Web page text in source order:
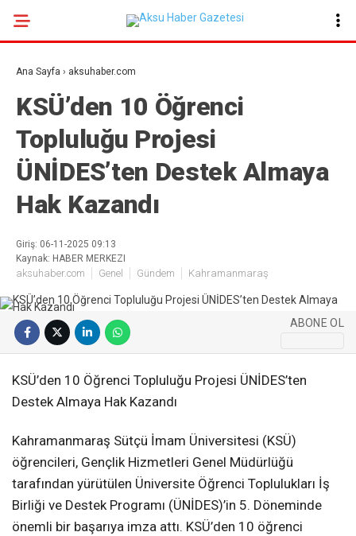
WhatsApp İhbar
Hattı
KAHRAMANMARAŞ
GÜNDEM
EKONOMI
POLITIKA
SPOR
SERVISLER
KÜNYE
KAHRAMANMARAŞ
Ana Sayfa › aksuhaber.com
KSÜ’den 10 Öğrenci
Topluluğu Projesi
ÜNİDES’ten Destek Almaya
Hak Kazandı
Giriş: 06-11-2025 09:13
Kaynak: HABER MERKEZI
aksuhaber.com Genel Gündem Kahramanmaraş
ABONE OL
KSÜ’den 10 Öğrenci Topluluğu Projesi ÜNİDES’ten
Destek Almaya Hak Kazandı
Kahramanmaraş Sütçü İmam Üniversitesi (KSÜ)
öğrencileri, Gençlik Hizmetleri Genel Müdürlüğü
tarafından yürütülen Üniversite Öğrenci Toplulukları İş
Birliği ve Destek Programı (ÜNİDES)’in 5. Döneminde
önemli bir başarıya imza attı. KSÜ’den 10 öğrenci